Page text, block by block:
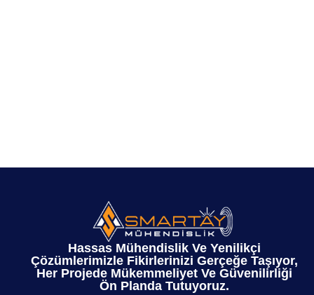
Hassas Mühendislik Ve Yenilikçi
Çözümlerimizle Fikirlerinizi Gerçeğe Taşıyor,
Her Projede Mükemmeliyet Ve Güvenilirliği
Ön Planda Tutuyoruz.